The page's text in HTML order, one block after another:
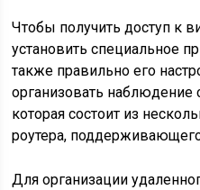
Чтобы получить доступ к
установить специальное
также правильно его
организовать
которая состоит из
роутера,
Для организации